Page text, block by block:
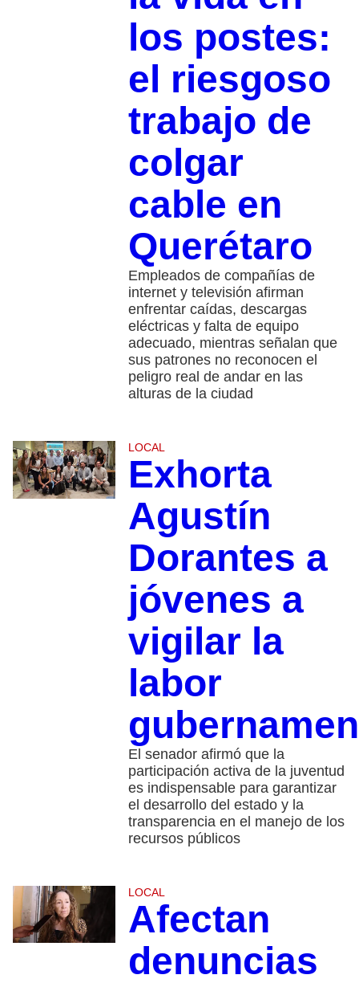
los postes:
el riesgoso
trabajo de
colgar
cable en
Querétaro
Empleados de compañías de
internet y televisión afirman
enfrentar caídas, descargas
eléctricas y falta de equipo
adecuado, mientras señalan que
sus patrones no reconocen el
peligro real de andar en las
alturas de la ciudad
LOCAL
Exhorta
Agustín
Dorantes a
jóvenes a
vigilar la
labor
El senador afirmó que la
participación activa de la juventud
es indispensable para garantizar
el desarrollo del estado y la
transparencia en el manejo de los
recursos públicos
LOCAL
Afectan
denuncias